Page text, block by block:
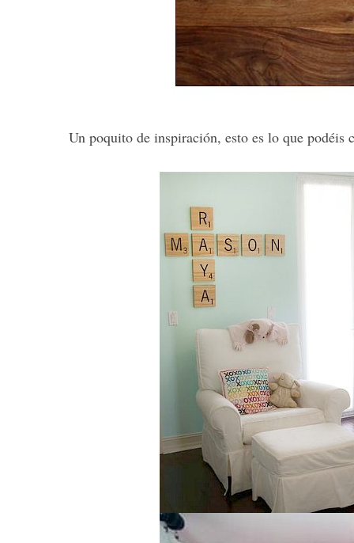
Un poquito de inspiración, esto es lo que podéis